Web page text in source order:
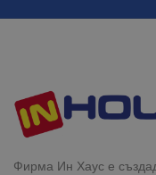
Фирма Ин Хаус е